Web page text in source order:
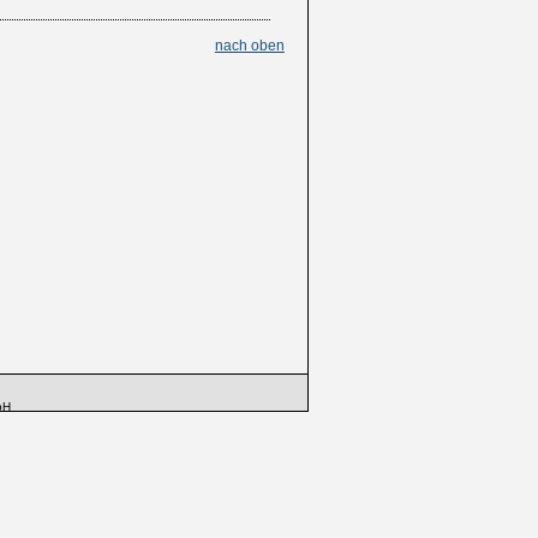
nach oben